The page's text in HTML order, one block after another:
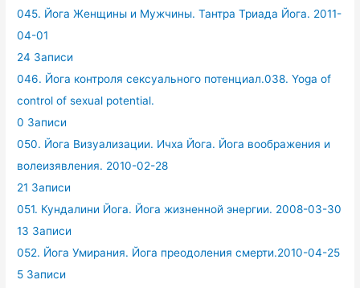
045. Йога Женщины и Мужчины. Тантра Триада Йога. 2011-
04-01
24 Записи
046. Йога контроля сексуального потенциал.038. Yoga of
control of sexual potential.
0 Записи
050. Йога Визуализации. Ичха Йога. Йога воображения и
волеизявления. 2010-02-28
21 Записи
051. Кундалини Йога. Йога жизненной энергии. 2008-03-30
13 Записи
052. Йога Умирания. Йога преодоления смерти.2010-04-25
5 Записи